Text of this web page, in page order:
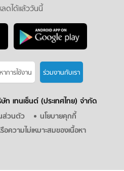
ลดได้แล้ววันนี้
การใช้งาน ร่วมงานกับเรา
ท เทนเซ็นต์ (ประเทศไทย) จำกัด
ส่วนตัว
นโยบายคุกกี้
อความไม่เหมาะสมของเนื้อหา